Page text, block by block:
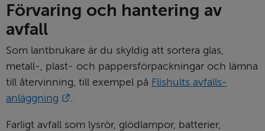
Förvaring och hantering av
avfall
Som lantbrukare är du skyldig att sortera glas,
metall-, plast- och pappers­förpackningar och lämna
till återvinning, till exempel på Flishults avfalls­
anläggning
.
Farligt avfall som lysrör, glödlampor, batterier,